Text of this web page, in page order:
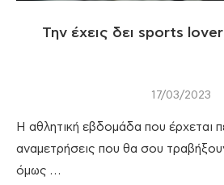
Την έχεις δει sports
17/03/2023
Η αθλητική εβδομάδα που έρχεται
αναμετρήσεις που θα σου
όμως …